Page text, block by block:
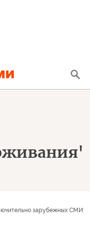
зарубежных СМИ